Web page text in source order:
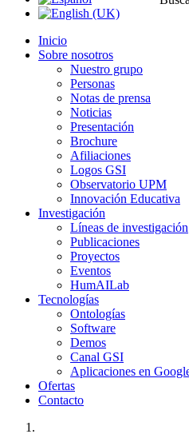
Inicio
Sobre nosotros
Nuestro grupo
Personas
Notas de prensa
Noticias
Presentación
Brochure
Afiliaciones
Logos GSI
Observatorio UPM
Innovación Educativa
Investigación
Líneas de investigación
Publicaciones
Proyectos
Eventos
HumAILab
Tecnologías
Ontologías
Software
Demos
Canal GSI
Aplicaciones en
Ofertas
Contacto